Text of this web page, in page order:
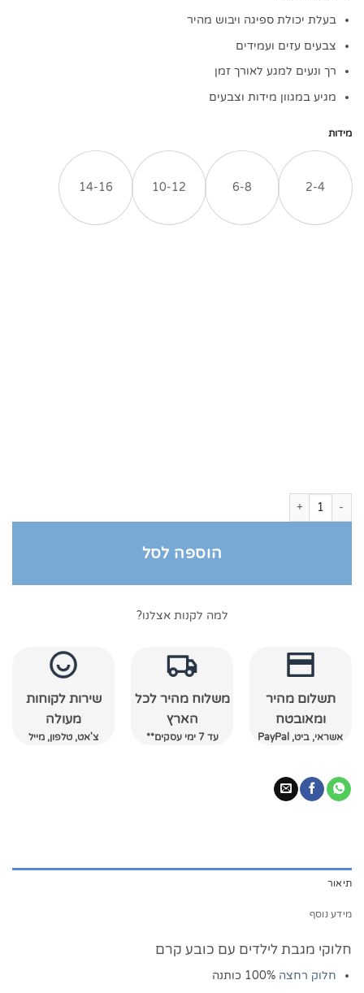
בעלת יכולת ספיגה ויבוש מהיר
צבעים עזים ועמידים
רך ונעים למגע לאורך זמן
מגיע במגוון מידות וצבעים
מידות
2-4
6-8
10-12
14-16
כמות של חלוקי מגבת לילדים עם כובע קרם
הוספה לסל
למה לקנות אצלנו?
תשלום מהיר
ומאובטח
אשראי, ביט, PayPal
משלוח מהיר לכל
הארץ
עד 7 ימי עסקים**
שירות לקוחות
מעולה
צ'אט, טלפון, מייל
תיאור
מידע נוסף
חלוקי מגבת לילדים עם כובע קרם
חלוק רחצה